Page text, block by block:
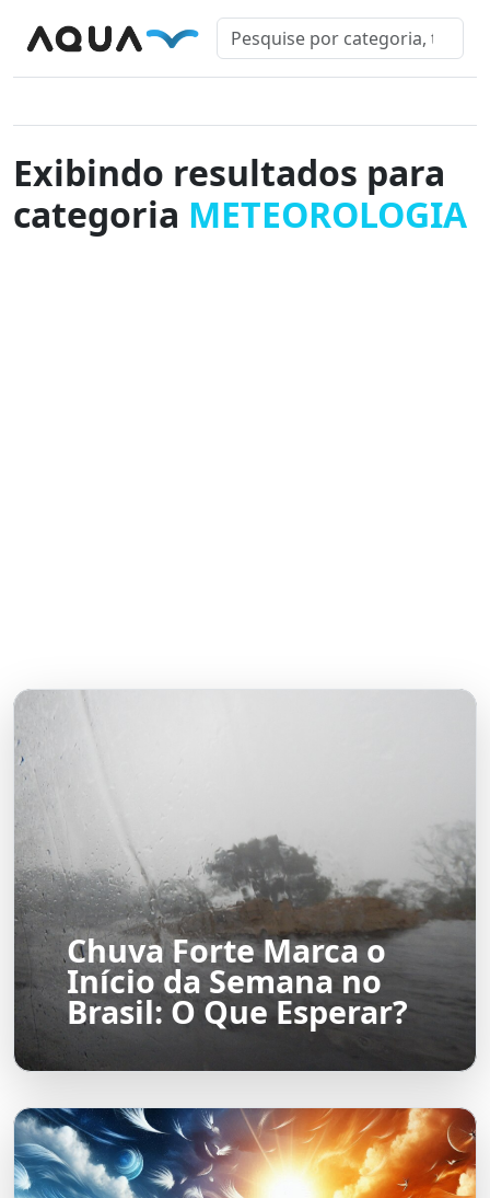
Exibindo resultados para
categoria METEOROLOGIA
Chuva Forte Marca o
Início da Semana no
Brasil: O Que Esperar?